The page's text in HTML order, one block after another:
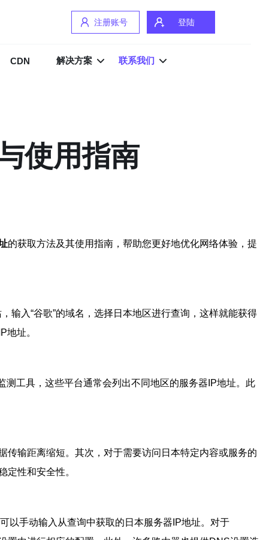
注册账号 登陆
CDN 解决方案 联系我们
使用指南
的获取方法及其使用指南，帮助您更好地优化网络体验，提
输入“谷歌”的域名，选择日本地区进行查询，这样就能获得
地址。
工具，这些平台通常会列出不同地区的服务器IP地址。此
输距离缩短。其次，对于需要访问日本特定内容或服务的
定性和安全性。
以手动输入从查询中获取的日本服务器IP地址。对于